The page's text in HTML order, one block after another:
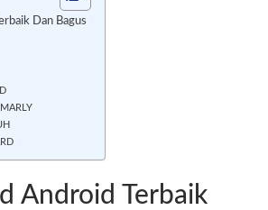
Dan Bagus
Android Terbaik